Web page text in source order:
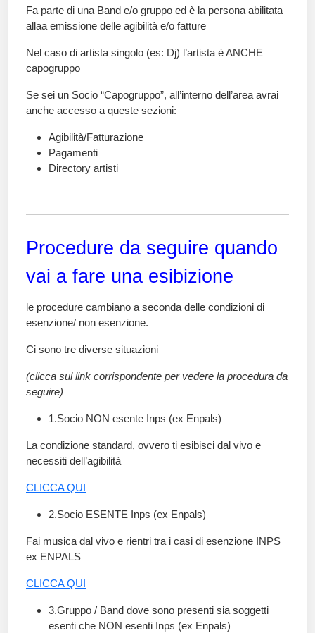
Fa parte di una Band e/o gruppo ed è la persona abilitata
allaa emissione delle agibilità e/o fatture
Nel caso di artista singolo (es: Dj) l’artista è ANCHE
capogruppo
Se sei un Socio “Capogruppo”, all’interno dell’area avrai
anche accesso a queste sezioni:
Agibilità/Fatturazione
Pagamenti
Directory artisti
Procedure da seguire quando
vai a fare una esibizione
le procedure cambiano a seconda delle condizioni di
esenzione/ non esenzione.
Ci sono tre diverse situazioni
(clicca sul link corrispondente per vedere la procedura da
seguire)
1.Socio NON esente Inps (ex Enpals)
La condizione standard, ovvero ti esibisci dal vivo e
necessiti dell’agibilità
CLICCA QUI
2.Socio ESENTE Inps (ex Enpals)
Fai musica dal vivo e rientri tra i casi di esenzione INPS
ex ENPALS
CLICCA QUI
3.Gruppo / Band dove sono presenti sia soggetti
esenti che NON esenti Inps (ex Enpals)